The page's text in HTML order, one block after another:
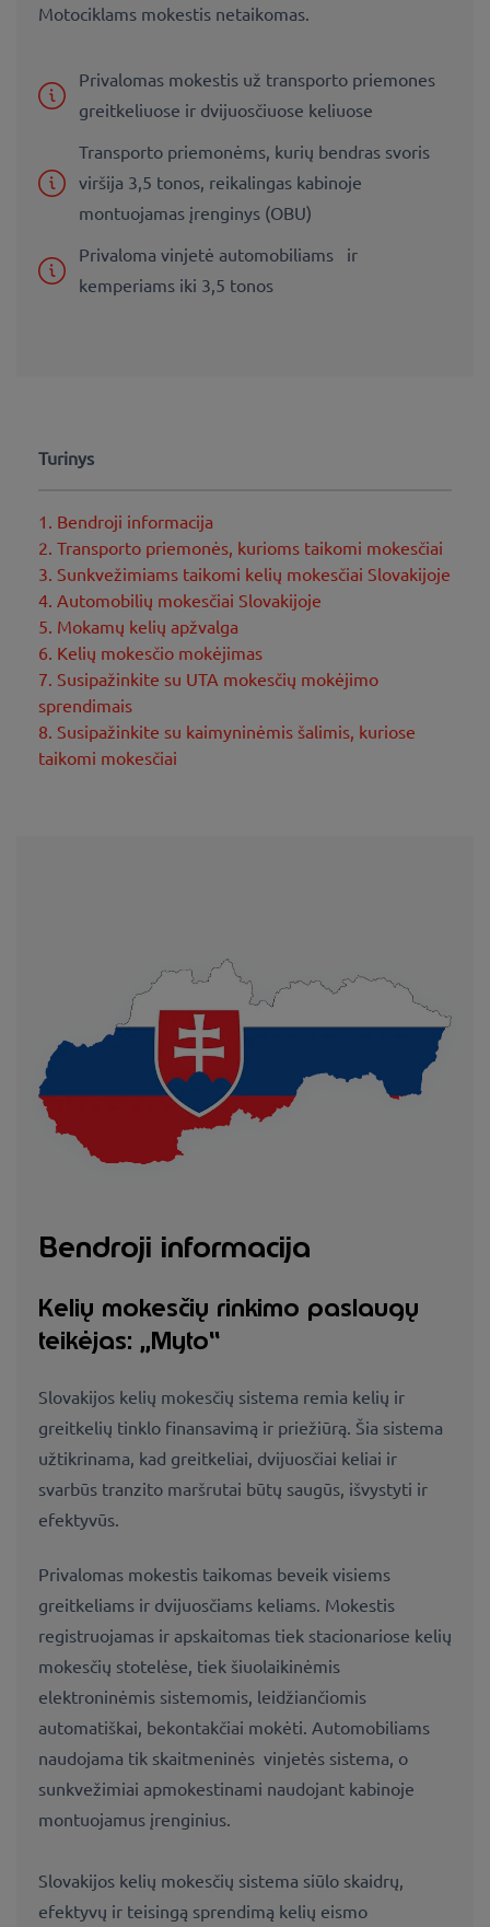
Motociklams mokestis netaikomas.
Privalomas mokestis už transporto priemones
greitkeliuose ir dvijuosčiuose keliuose
Transporto priemonėms, kurių bendras svoris
viršija 3,5 tonos, reikalingas kabinoje
montuojamas įrenginys (OBU)
Privaloma vinjetė automobiliams ir
kemperiams iki 3,5 tonos
Turinys
1. Bendroji informacija
2. Transporto priemonės, kurioms taikomi mokesčiai
3. Sunkvežimiams taikomi kelių mokesčiai Slovakijoje
4. Automobilių mokesčiai Slovakijoje
5. Mokamų kelių apžvalga
6. Kelių mokesčio mokėjimas
7. Susipažinkite su UTA mokesčių mokėjimo
sprendimais
8. Susipažinkite su kaimyninėmis šalimis, kuriose
taikomi mokesčiai
Bendroji informacija
Kelių mokesčių rinkimo paslaugų
teikėjas: „Myto“
Slovakijos kelių mokesčių sistema remia kelių ir
greitkelių tinklo finansavimą ir priežiūrą. Šia sistema
užtikrinama, kad greitkeliai, dvijuosčiai keliai ir
svarbūs tranzito maršrutai būtų saugūs, išvystyti ir
efektyvūs.
Privalomas mokestis taikomas beveik visiems
greitkeliams ir dvijuosčiams keliams. Mokestis
registruojamas ir apskaitomas tiek stacionariose kelių
mokesčių stotelėse, tiek šiuolaikinėmis
elektroninėmis sistemomis, leidžiančiomis
automatiškai, bekontakčiai mokėti. Automobiliams
naudojama tik skaitmeninės vinjetės sistema, o
sunkvežimiai apmokestinami naudojant kabinoje
montuojamus įrenginius.
Slovakijos kelių mokesčių sistema siūlo skaidrų,
efektyvų ir teisingą sprendimą kelių eismo